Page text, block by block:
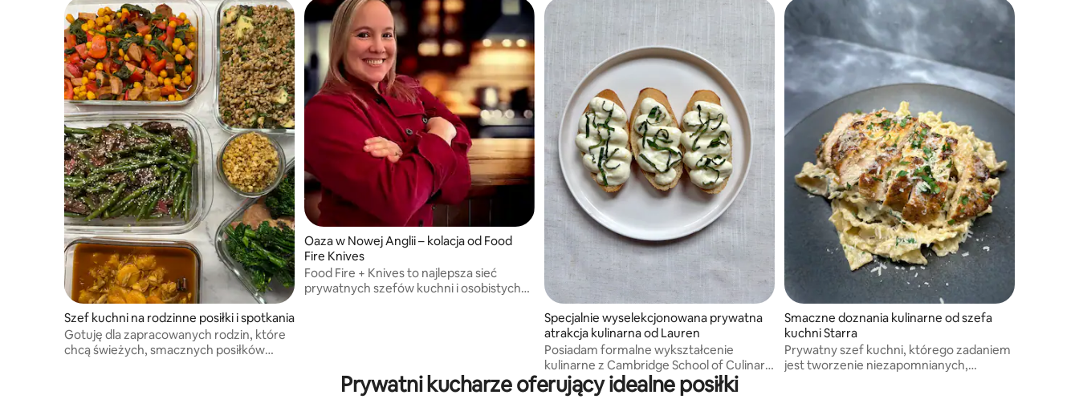
Szef kuchni na rodzinne posiłki i spotkania
Gotuję dla zapracowanych rodzin, które
chcą świeżych, smacznych posiłków
Oaza w Nowej Anglii – kolacja od Food
Fire Knives
Food Fire + Knives to najlepsza sieć
prywatnych szefów kuchni i osobistych
Specjalnie wyselekcjonowana prywatna
atrakcja kulinarna od Lauren
Posiadam formalne wykształcenie
kulinarne z Cambridge School of Culinary
Arts.
Smaczne doznania kulinarne od szefa
kuchni Starra
Prywatny szef kuchni, którego zadaniem
jest tworzenie niezapomnianych,
Prywatni kucharze oferujący idealne posiłki